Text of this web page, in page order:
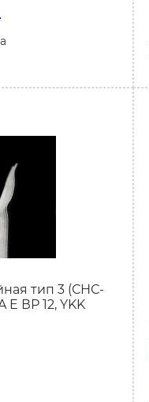
тип 3 (СНС-
E ВР 12, YKK